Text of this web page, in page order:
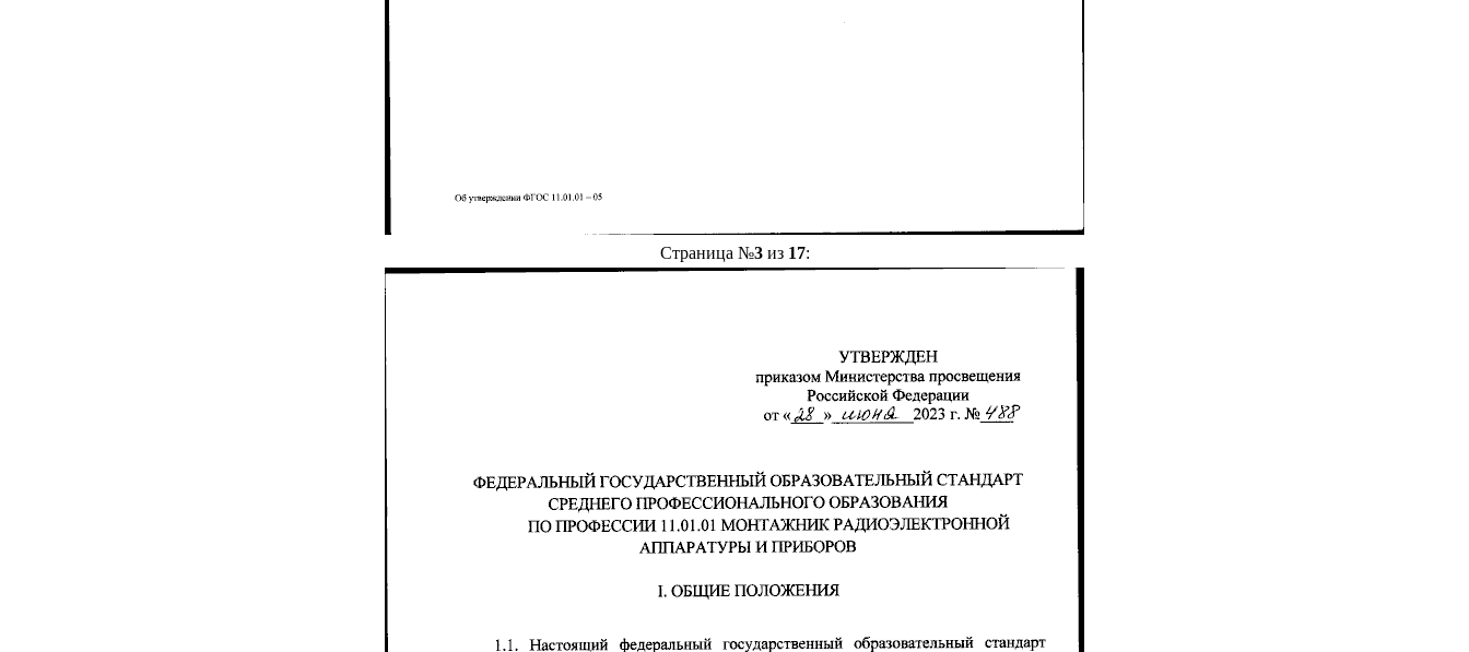
Страница №3из 17: